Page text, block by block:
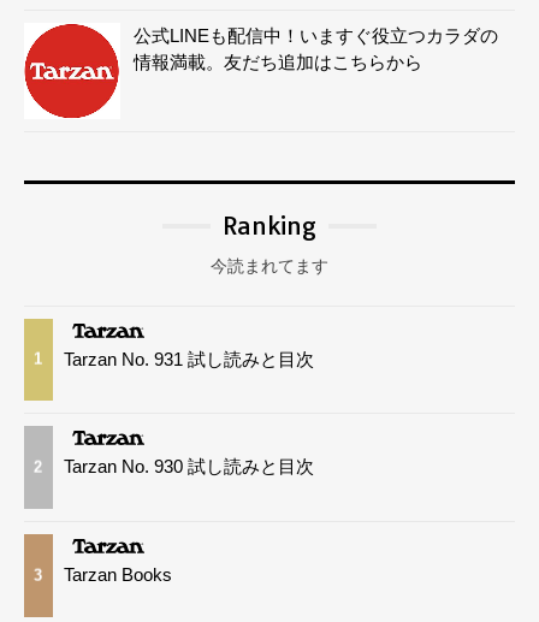
公式LINEも配信中！いますぐ役立つカラダの
情報満載。友だち追加はこちらから
Ranking
今読まれてます
1 Tarzan No. 931 試し読みと目次
2 Tarzan No. 930 試し読みと目次
3 Tarzan Books